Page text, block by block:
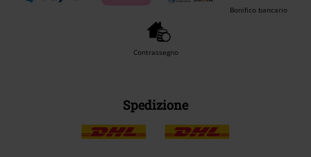
Bonifico bancario
Contrassegno
Spedizione